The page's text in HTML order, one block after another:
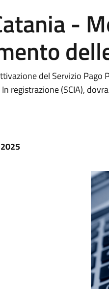
-
del Servizio
registrazione (SCIA),